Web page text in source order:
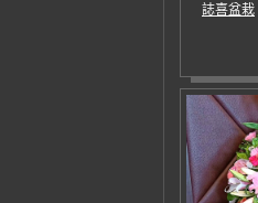
誌喜盆栽